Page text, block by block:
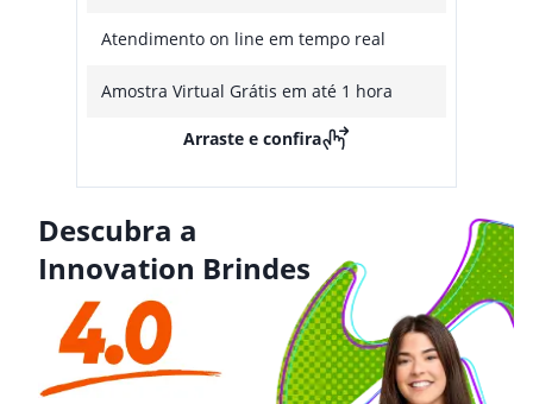
Atendimento on line em tempo real
Amostra Virtual Grátis em até 1 hora
Arraste e confira
Descubra a
Innovation Brindes